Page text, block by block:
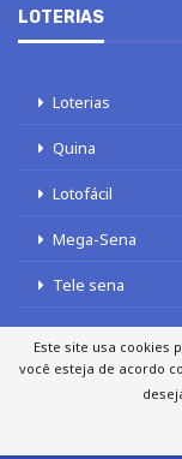
LOTERIAS
Loterias
Quina
Lotofácil
Mega-Sena
Tele sena
Este site usa cookies
você esteja de acordo